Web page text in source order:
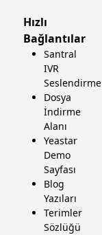
Hızlı
Bağlantılar
Santral
IVR
Seslendirme
Dosya
İndirme
Alanı
Yeastar
Demo
Sayfası
Blog
Yazıları
Terimler
Sözlüğü